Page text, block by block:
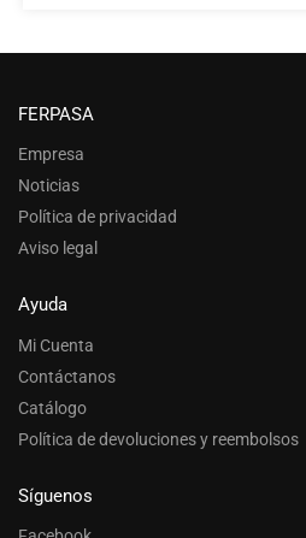
FERPASA
Empresa
Noticias
Política de privacidad
Aviso legal
Ayuda
Mi Cuenta
Contáctanos
Catálogo
Política de devoluciones y reembolsos
Síguenos